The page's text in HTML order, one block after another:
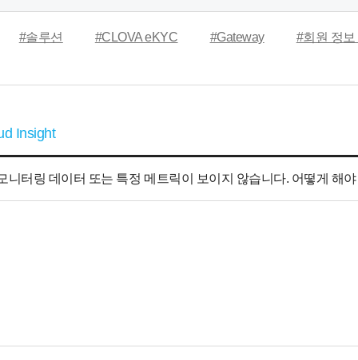
#솔루션 #CLOVA eKYC #Gateway #회원 정보
Insight
니터링 데이터 또는 특정 메트릭이 보이지 않습니다. 어떻게 해